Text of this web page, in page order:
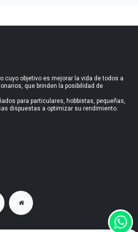
cuyo objetivo es mejorar la vida de todos a
que brinden la posibilidad de
para particulares, hobbistas, pequeñas,
dispuestas a optimizar su rendimiento.